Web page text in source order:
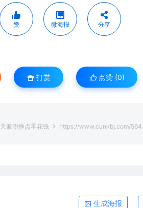
赞 微海报 分享
打赏 点赞 (0)
兼职挣点零花钱 https://www.cunkbj.com/
生成海报